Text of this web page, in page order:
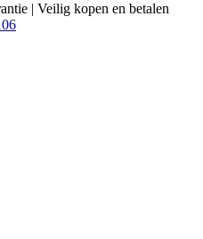
| Veilig kopen en betalen